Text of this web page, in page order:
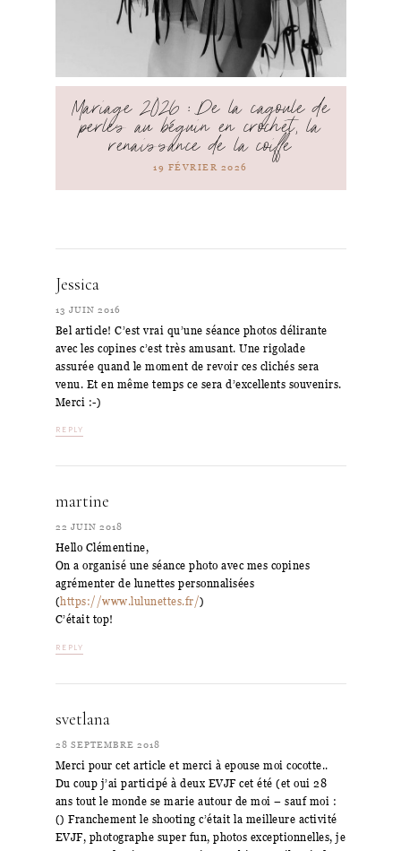
Mariage 2026 : De la cagoule de
perles au béguin en crochet, la
renaissance de la coiffe
19 FÉVRIER 2026
Jessica
13 JUIN 2016
Bel article! C’est vrai qu’une séance photos délirante
avec les copines c’est très amusant. Une rigolade
assurée quand le moment de revoir ces clichés sera
venu. Et en même temps ce sera d’excellents souvenirs.
Merci :-)
REPLY
martine
22 JUIN 2018
Hello Clémentine,
On a organisé une séance photo avec mes copines
agrémenter de lunettes personnalisées
(https://www.lulunettes.fr/)
C’était top!
REPLY
svetlana
28 SEPTEMBRE 2018
Merci pour cet article et merci à epouse moi cocotte..
Du coup j’ai participé à deux EVJF cet été (et oui 28
ans tout le monde se marie autour de moi – sauf moi :
() Franchement le shooting c’était la meilleure activité
EVJF, photographe super fun, photos exceptionnelles, je